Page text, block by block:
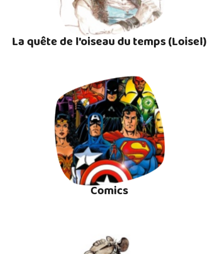
La quête de l'oiseau du temps (Loisel)
Comics